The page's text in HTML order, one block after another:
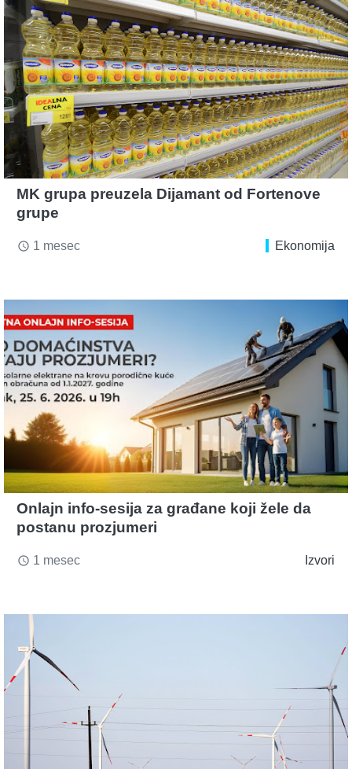
MK grupa preuzela Dijamant od Fortenove
grupe
access_time 1 mesec Ekonomija
Onlajn info-sesija za građane koji žele da
postanu prozjumeri
access_time 1 mesec Izvori